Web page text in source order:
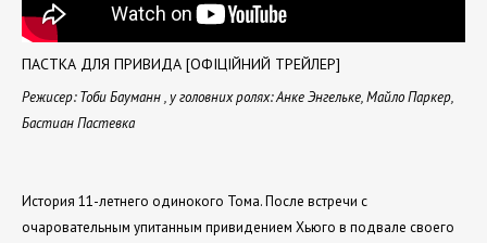
ПАСТКА ДЛЯ ПРИВИДА [ОФІЦІЙНИЙ ТРЕЙЛЕР]
Режисер: Тоби Бауманн , у головних ролях: Анке Энгельке, Майло Паркер,
Бастиан Пастевка
История 11-летнего одинокого Тома. После встречи с
очаровательным упитанным привидением Хьюго в подвале своего